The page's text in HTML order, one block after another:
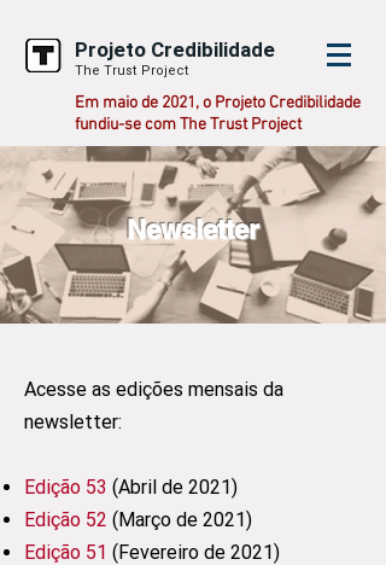
Projeto Credibilidade
The Trust Project
Em maio de 2021, o Projeto Credibilidade
fundiu-se com The Trust Project
Newsletter
Acesse as edições mensais da
newsletter:
Edição 53 (Abril de 2021)
Edição 52 (Março de 2021)
Edição 51 (Fevereiro de 2021)